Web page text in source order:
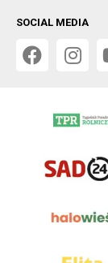
SOCIAL MEDIA